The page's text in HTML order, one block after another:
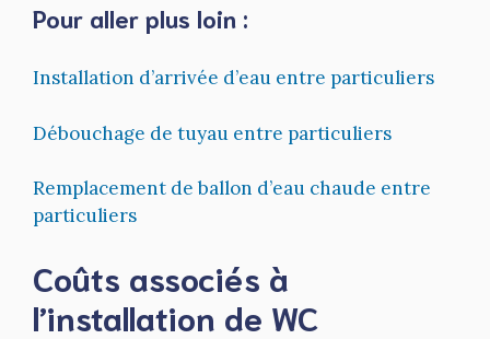
Pour aller plus loin :
Installation d’arrivée d’eau entre particuliers
Débouchage de tuyau entre particuliers
Remplacement de ballon d’eau chaude entre
particuliers
Coûts associés à
l’installation de WC